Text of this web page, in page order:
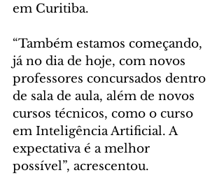
em Curitiba.
“Também estamos começando,
já no dia de hoje, com novos
professores concursados dentro
de sala de aula, além de novos
cursos técnicos, como o curso
em Inteligência Artificial. A
expectativa é a melhor
possível”, acrescentou.